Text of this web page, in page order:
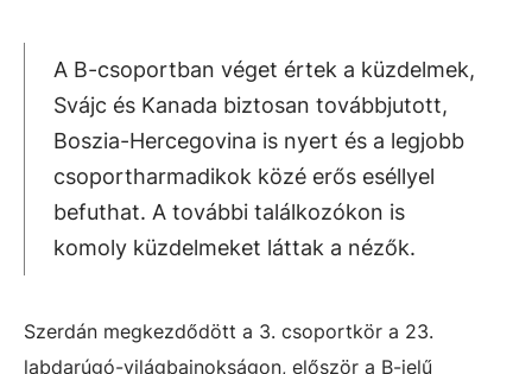
A B-csoportban véget értek a küzdelmek,
Svájc és Kanada biztosan továbbjutott,
Boszia-Hercegovina is nyert és a legjobb
csoportharmadikok közé erős eséllyel
befuthat. A további találkozókon is
komoly küzdelmeket láttak a nézők.
Szerdán megkezdődött a 3. csoportkör a 23.
labdarúgó-világbajnokságon, először a B-jelű